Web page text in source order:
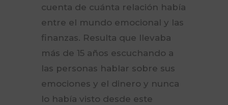
cuenta de cuánta relación había
entre el mundo emocional y las
finanzas. Resulta que llevaba
más de 15 años escuchando a
las personas hablar sobre sus
emociones y el dinero y nunca
lo había visto desde este